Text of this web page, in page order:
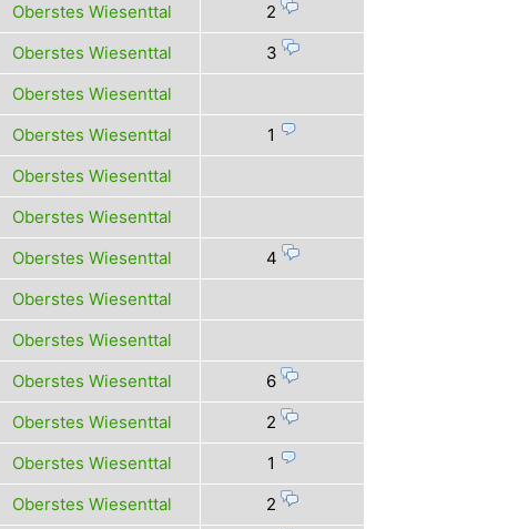
Oberstes Wiesenttal
2
Oberstes Wiesenttal
3
Oberstes Wiesenttal
Oberstes Wiesenttal
1
Oberstes Wiesenttal
Oberstes Wiesenttal
Oberstes Wiesenttal
4
Oberstes Wiesenttal
Oberstes Wiesenttal
Oberstes Wiesenttal
6
Oberstes Wiesenttal
2
Oberstes Wiesenttal
1
Oberstes Wiesenttal
2